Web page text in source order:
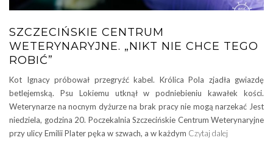
SZCZECIŃSKIE CENTRUM
WETERYNARYJNE. „NIKT NIE CHCE TEGO
ROBIĆ”
Kot Ignacy próbował przegryźć kabel. Królica Pola zjadła gwiazdę
betlejemską. Psu Lokiemu utknął w podniebieniu kawałek kości.
Weterynarze na nocnym dyżurze na brak pracy nie mogą narzekać Jest
niedziela, godzina 20. Poczekalnia Szczecińskie Centrum Weterynaryjne
przy ulicy Emilii Plater pęka w szwach, a w każdym Czytaj dalej